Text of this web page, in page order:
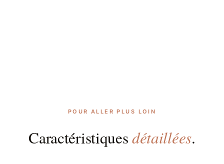
POUR ALLER PLUS LOIN
Caractéristiquesdétaillées.